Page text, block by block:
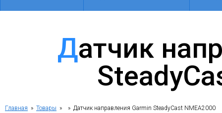
Датчик направления Garmin
Главная » Товары » » Датчик направления Garmin SteadyCast NMEA2000